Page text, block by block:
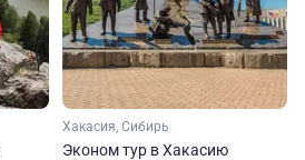
Хакасия, Сибирь
Эконом тур в Хакасию